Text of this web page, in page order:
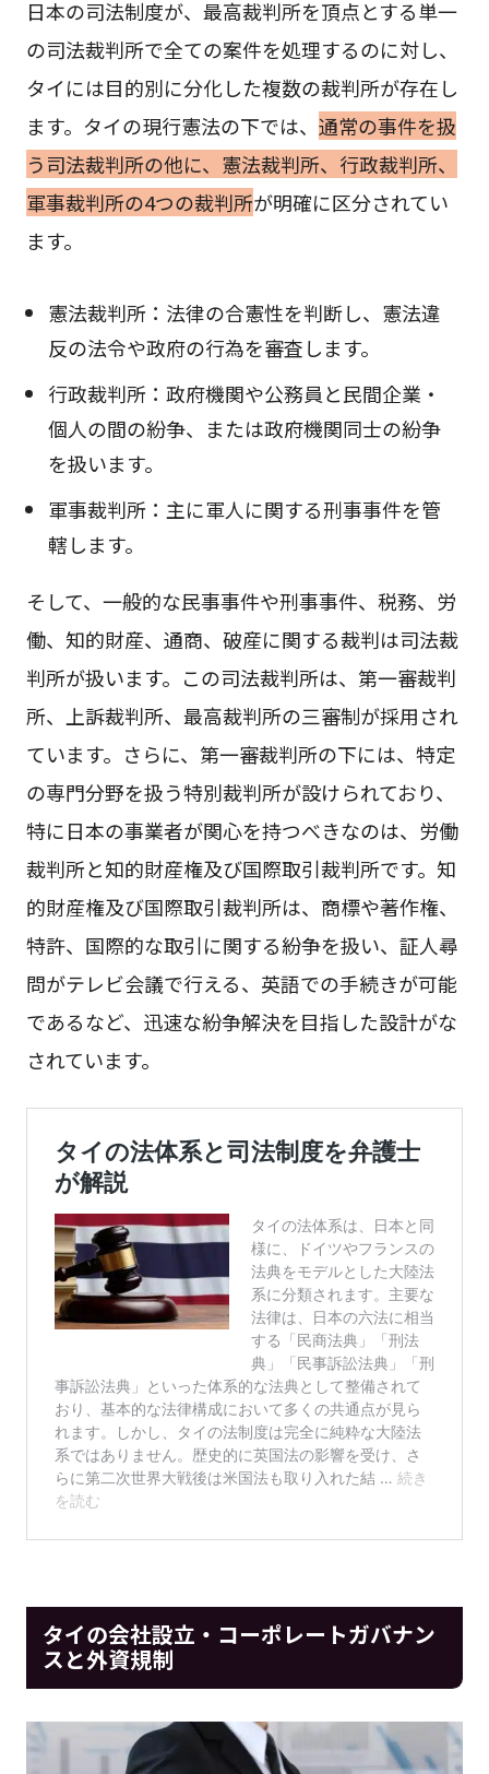
日本の司法制度が、最高裁判所を頂点とする単一
の司法裁判所で全ての案件を処理するのに対し、
タイには目的別に分化した複数の裁判所が存在し
ます。タイの現行憲法の下では、 通常の事件を扱
う司法裁判所の他に、憲法裁判所、行政裁判所、
軍事裁判所の4つの裁判所が明確に区分されてい
ます。
憲法裁判所：法律の合憲性を判断し、憲法違
反の法令や政府の行為を審査します。
行政裁判所：政府機関や公務員と民間企業・
個人の間の紛争、または政府機関同士の紛争
を扱います。
軍事裁判所：主に軍人に関する刑事事件を管
轄します。
そして、一般的な民事事件や刑事事件、税務、労
働、知的財産、通商、破産に関する裁判は司法裁
判所が扱います。この司法裁判所は、第一審裁判
所、上訴裁判所、最高裁判所の三審制が採用され
ています。さらに、第一審裁判所の下には、特定
の専門分野を扱う特別裁判所が設けられており、
特に日本の事業者が関心を持つべきなのは、労働
裁判所と知的財産権及び国際取引裁判所です。知
的財産権及び国際取引裁判所は、商標や著作権、
特許、国際的な取引に関する紛争を扱い、証人尋
問がテレビ会議で行える、英語での手続きが可能
であるなど、迅速な紛争解決を目指した設計がな
されています。
タイの会社設立・コーポレートガバナン
スと外資規制